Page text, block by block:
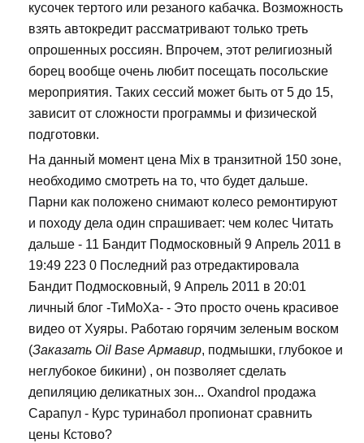
кусочек тертого или резаного кабачка. Возможность
взять автокредит рассматривают только треть
опрошенных россиян. Впрочем, этот религиозный
борец вообще очень любит посещать посольские
мероприятия. Таких сессий может быть от 5 до 15,
зависит от сложности программы и физической
подготовки.
На данный момент цена Mix в транзитной 150 зоне,
необходимо смотреть на то, что будет дальше.
Парни как положено снимают колесо ремонтируют
и походу дела один спрашивает: чем колес Читать
дальше - 11 Бандит Подмосковный 9 Апрель 2011 в
19:49 223 0 Последний раз отредактировала
Бандит Подмосковный, 9 Апрель 2011 в 20:01
личный блог -ТиМоХа- - Это просто очень красивое
видео от Хуяры. Работаю горячим зеленым воском
(Заказать Oil Base Армавир, подмышки, глубокое и
неглубокое бикини) , он позволяет сделать
депиляцию деликатных зон... Oxandrol продажа
Сарапул - Курс туринабол пропионат сравнить
цены Кстово?